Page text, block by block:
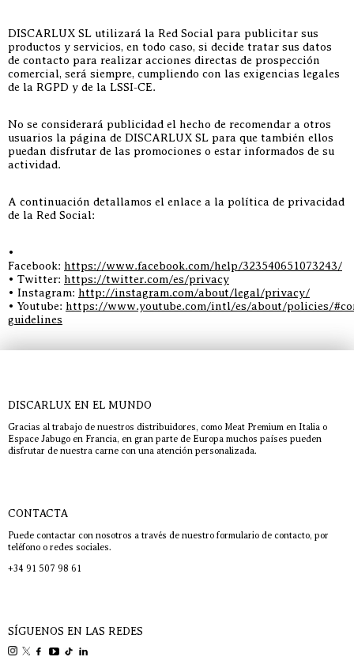
DISCARLUX SL utilizará la Red Social para publicitar sus
productos y servicios, en todo caso, si decide tratar sus datos
de contacto para realizar acciones directas de prospección
comercial, será siempre, cumpliendo con las exigencias legales
de la RGPD y de la LSSI-CE.
No se considerará publicidad el hecho de recomendar a otros
usuarios la página de DISCARLUX SL para que también ellos
puedan disfrutar de las promociones o estar informados de su
actividad.
A continuación detallamos el enlace a la política de privacidad
de la Red Social:
•
Facebook: https://www.facebook.com/help/323540651073243/
• Twitter: https://twitter.com/es/privacy
• Instagram: http://instagram.com/about/legal/privacy/
• Youtube: https://www.youtube.com/intl/es/about/policies/
guidelines
DISCARLUX EN EL MUNDO
Gracias al trabajo de nuestros distribuidores, como Meat Premium en Italia o
Espace Jabugo en Francia, en gran parte de Europa muchos países pueden
disfrutar de nuestra carne con una atención personalizada.
CONTACTA
Puede contactar con nosotros a través de nuestro formulario de contacto, por
teléfono o redes sociales.
+34 91 507 98 61
SÍGUENOS EN LAS REDES